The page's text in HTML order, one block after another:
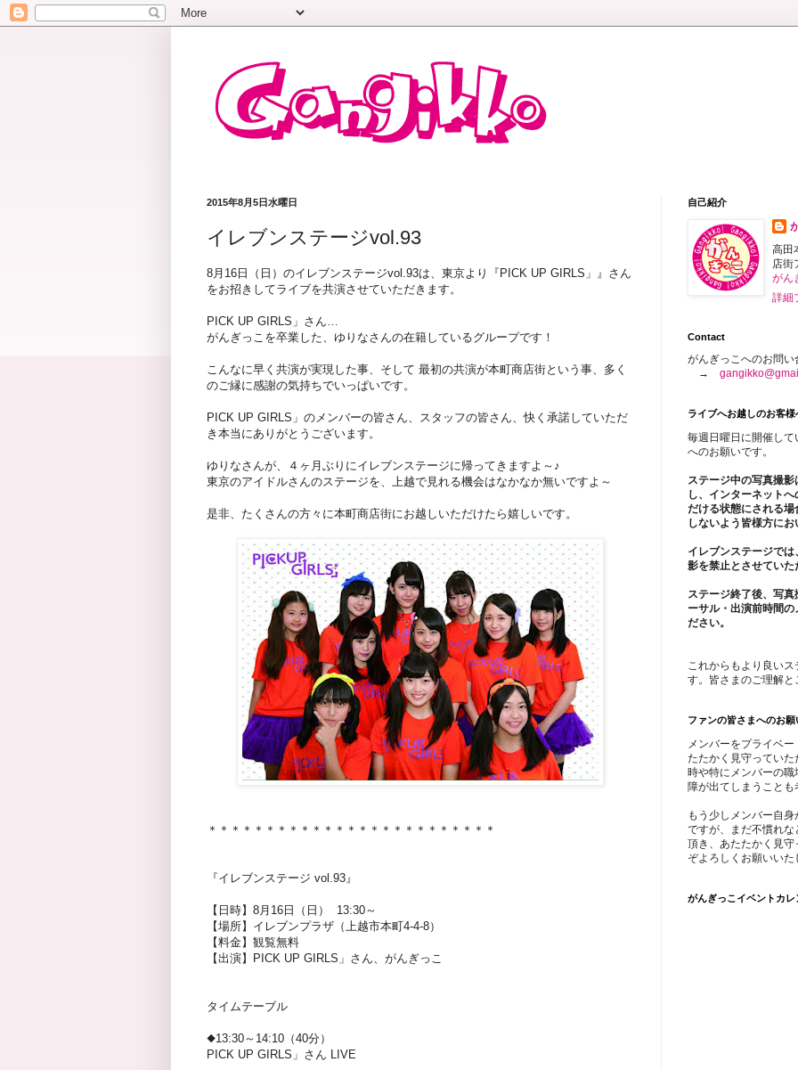
2015年8月5日水曜日
イレブンステージvol.93
8月16日（日）のイレブンステージvol.93は、東京より『PICK UP GIRLS」』さん
をお招きしてライブを共演させていただきます。
PICK UP GIRLS」さん…
がんぎっこを卒業した、ゆりなさんの在籍しているグループです！
こんなに早く共演が実現した事、そして 最初の共演が本町商店街という事、多く
のご縁に感謝の気持ちでいっぱいです。
PICK UP GIRLS」のメンバーの皆さん、スタッフの皆さん、快く承諾していただ
き本当にありがとうございます。
ゆりなさんが、４ヶ月ぶりにイレブンステージに帰ってきますよ～♪
東京のアイドルさんのステージを、上越で見れる機会はなかなか無いですよ～
是非、たくさんの方々に本町商店街にお越しいただけたら嬉しいです。
＊＊＊＊＊＊＊＊＊＊＊＊＊＊＊＊＊＊＊＊＊＊＊＊＊
『イレブンステージ vol.93』
【日時】8月16日（日） 13:30～
【場所】イレブンプラザ（上越市本町4-4-8）
【料金】観覧無料
【出演】PICK UP GIRLS」さん、がんぎっこ
タイムテーブル
◆13:30～14:10（40分）
PICK UP GIRLS」さん LIVE
自己紹介
高田
店街
がん
詳細
Contact
がんぎっこへのお問
→
ライブへお越しのお客様
毎週日曜日に開催し
へのお願いです。
ステージ中の写真撮
し、インターネット
だける状態にされる
しないよう皆様方に
イレブンステージで
影を禁止とさせていた
ステージ終了後、写
ーサル・出演前時間
ださい。
これからもより良い
す。皆さまのご理解
ファンの皆さまへのお願
メンバーをプライベ
たたかく見守ってい
時や特にメンバーの
障が出てしまうこと
もう少しメンバー自
ですが、まだ不慣れ
頂き、あたたかく見
ぞよろしくお願いいた
がんぎっこイベントカレ